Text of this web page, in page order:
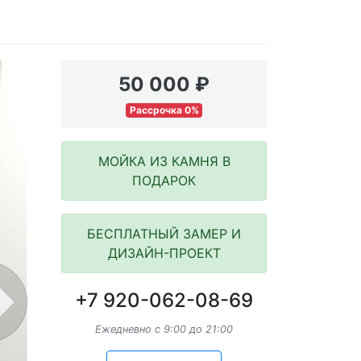
50 000 ₽
Рассрочка 0%
МОЙКА ИЗ КАМНЯ В
ПОДАРОК
БЕСПЛАТНЫЙ ЗАМЕР И
ДИЗАЙН-ПРОЕКТ
+7 920-062-08-69
Ежедневно с 9:00 до 21:00